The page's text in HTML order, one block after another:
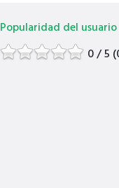
Popularidad del usuario
0 / 5